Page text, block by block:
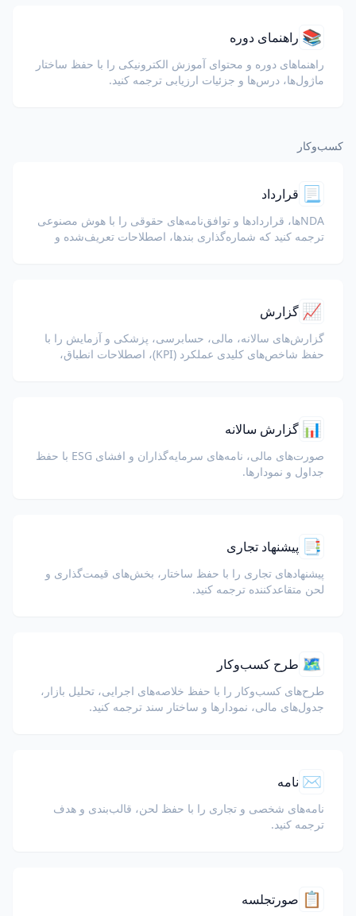
📚 راهنمای دوره
راهنماهای دوره و محتوای آموزش الکترونیکی را با حفظ ساختار
ماژول‌ها، درس‌ها و جزئیات ارزیابی ترجمه کنید.
کسب‌وکار
📃 قرارداد
NDAها، قراردادها و توافق‌نامه‌های حقوقی را با هوش مصنوعی
ترجمه کنید که شماره‌گذاری بندها، اصطلاحات تعریف‌شده و
📈 گزارش
گزارش‌های سالانه، مالی، حسابرسی، پزشکی و آزمایش را با
حفظ شاخص‌های کلیدی عملکرد (KPI)، اصطلاحات انطباق،
📊 گزارش سالانه
صورت‌های مالی، نامه‌های سرمایه‌گذاران و افشای ESG با حفظ
جداول و نمودارها.
📑 پیشنهاد تجاری
پیشنهادهای تجاری را با حفظ ساختار، بخش‌های قیمت‌گذاری و
لحن متقاعدکننده ترجمه کنید.
🗺️ طرح کسب‌وکار
طرح‌های کسب‌وکار را با حفظ خلاصه‌های اجرایی، تحلیل بازار،
جدول‌های مالی، نمودارها و ساختار سند ترجمه کنید.
✉️ نامه
نامه‌های شخصی و تجاری را با حفظ لحن، قالب‌بندی و هدف
ترجمه کنید.
📋 صورتجلسه